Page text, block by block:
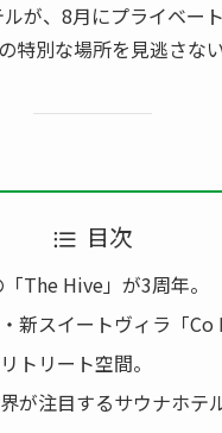
が、8月にプライベー
特別な場所を見逃さな
目次
The Hive」が3周年。
新スイートヴィラ「Co
リート空間。
注目するサウナホテル